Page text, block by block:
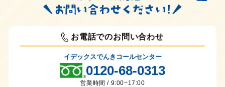
お電話でのお問い合わせ
イデックスでんきコールセンター
0120-68-0313
営業時間 / 9:00~17:00